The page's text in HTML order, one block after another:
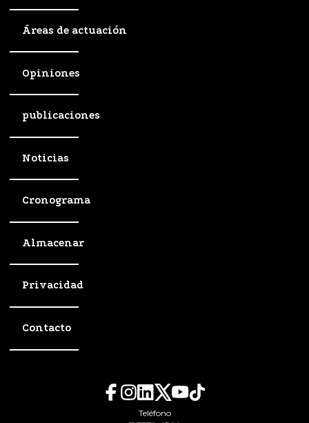
Áreas de actuación
Opiniones
publicaciones
Noticias
Cronograma
Almacenar
Privacidad
Contacto
Teléfono